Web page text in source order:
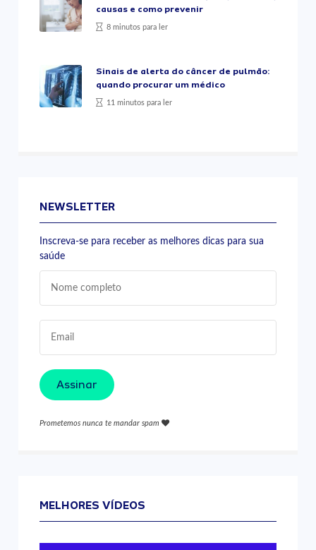
causas e como prevenir
8 minutos para ler
Sinais de alerta do câncer de pulmão:
quando procurar um médico
11 minutos para ler
NEWSLETTER
Inscreva-se para receber as melhores dicas para sua
saúde
Assinar
Prometemos nunca te mandar spam
MELHORES VÍDEOS